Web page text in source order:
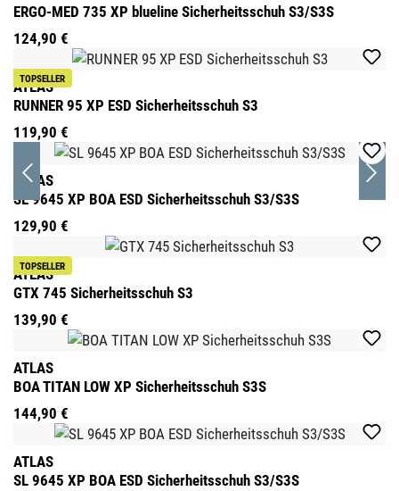
ERGO-MED 735 XP blueline Sicherheitsschuh S3/S3S
124,90 €
TOPSELLER
ATLAS
RUNNER 95 XP ESD Sicherheitsschuh S3
119,90 €
ATLAS
SL 9645 XP BOA ESD Sicherheitsschuh S3/S3S
129,90 €
TOPSELLER
ATLAS
GTX 745 Sicherheitsschuh S3
139,90 €
ATLAS
BOA TITAN LOW XP Sicherheitsschuh S3S
144,90 €
ATLAS
SL 9645 XP BOA ESD Sicherheitsschuh S3/S3S